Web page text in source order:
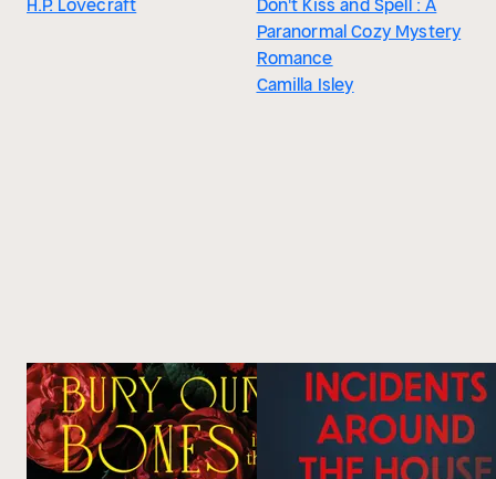
H.P. Lovecraft
Don't Kiss and Spell : A
Paranormal Cozy Mystery
Romance
Camilla Isley